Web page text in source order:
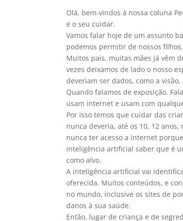
Olá, bem-vindos à nossa coluna
e o seu cuidar.
Vamos falar hoje de um assunto
podemos permitir de nossos
Muitos pais, muitas mães já vêm
vezes deixamos de lado o nosso
deveriam ser dados, como a
Quando falamos de exposição.
usam internet e usam com
Por isso temos que cuidar das
nunca deveria, até os 10, 12
nunca ter acesso a internet
inteligência artificial saber que é
como alvo.
A inteligência artificial vai
oferecida. Muitos conteúdos, e
no mundo, inclusive os sites de
danos à sua saúde.
Então, lugar de criança e de